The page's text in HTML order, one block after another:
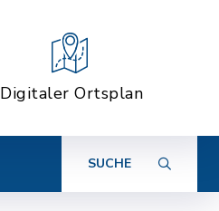
Digitaler Ortsplan
SUCHE